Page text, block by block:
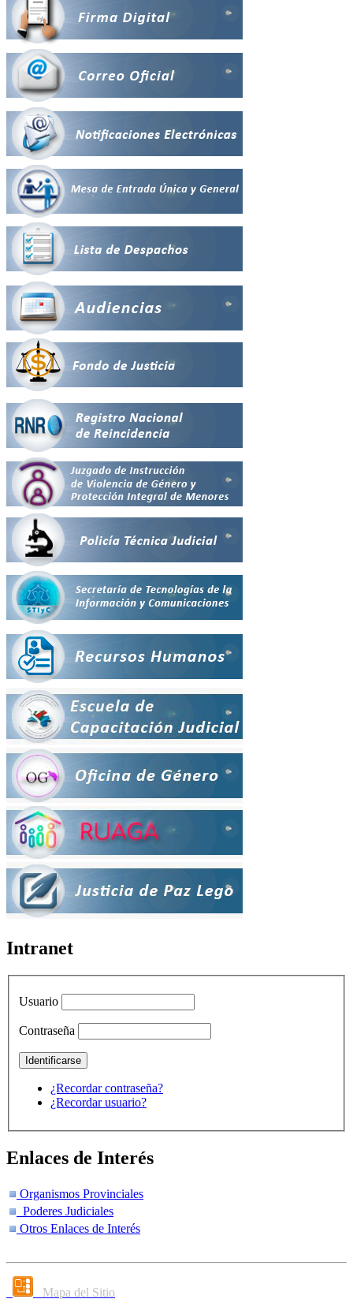
Intranet
Usuario
Contraseña
¿Recordar contraseña?
¿Recordar usuario?
Enlaces de Interés
Organismos Provinciales
Poderes Judiciales
Otros Enlaces de Interés
Mapa del Sitio